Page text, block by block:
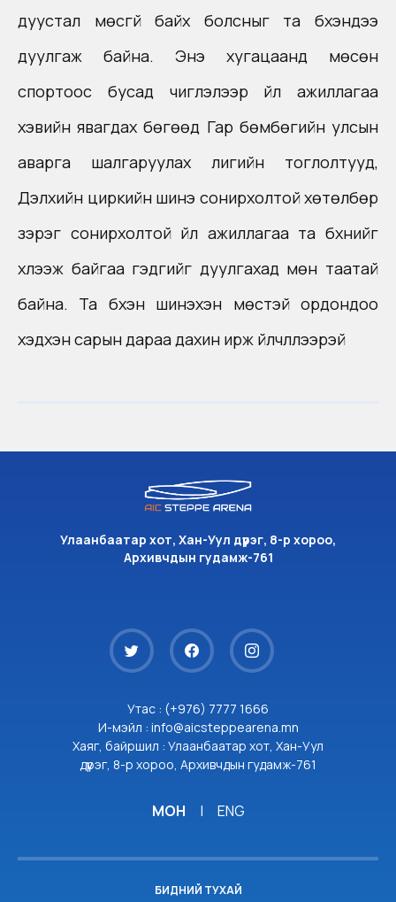
дуустал мөсгүй байх болсныгта бүхэндээ
дуулгаж байна. Энэ хугацаанд мөсөн
спортоос бусад чиглэлээр үйл ажиллагаа
хэвийн явагдах бөгөөд Гар бөмбөгийн улсын
аварга шалгаруулах лигийн тоглолтууд,
Дэлхийн циркийн шинэ сонирхолтой хөтөлбөр
зэрэг сонирхолтой үйл ажиллагаа та бүхнийг
хүлээж байгаа гэдгийг дуулгахад мөн таатай
байна. Та бүхэн шинэхэн мөстэй ордондоо
хэдхэн сарын дараа дахин ирж үйлчлүүлээрэй
Улаанбаатар хот, Хан-Уул дүүрэг, 8-р хороо,
Архивчдын гудамж-761
Утас : (+976) 7777 1666
И-мэйл : info@aicsteppearena.mn
Хаяг, байршил : Улаанбаатар хот, Хан-Уул
дүүрэг, 8-р хороо, Архивчдын гудамж-761
МОН | ENG
БИДНИЙ ТУХАЙ